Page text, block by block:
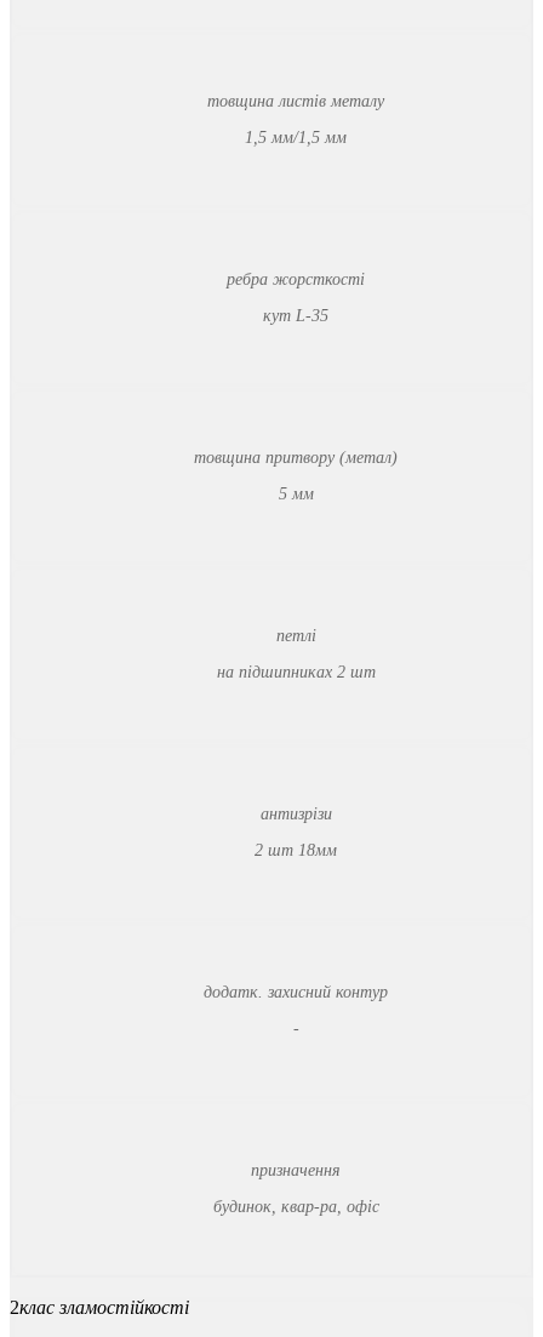
товщина листів металу
1,5 мм/1,5 мм
ребра жорсткості
кут L-35
товщина притвору (метал)
5 мм
петлі
на підшипниках 2 шт
антизрізи
2 шт 18мм
додатк. захисний контур
-
призначення
будинок, квар-ра, офіс
2клас зламостійкості